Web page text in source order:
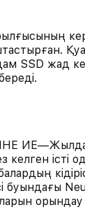
SSD жад
ИЕ—Жылдам
істі
буындағы